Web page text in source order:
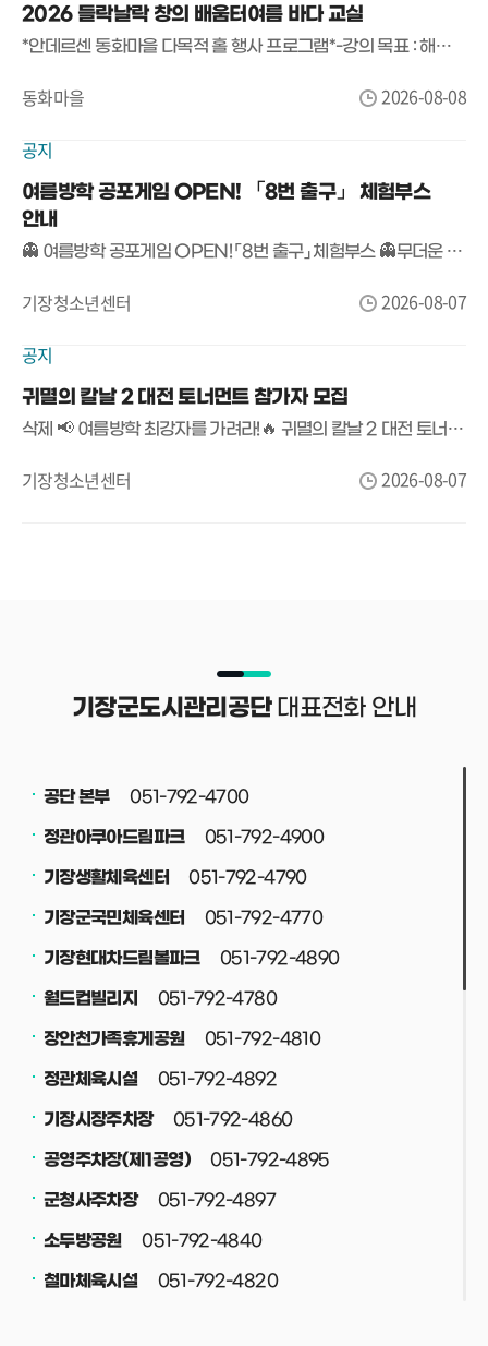
2026 들락날락 창의 배움터여름 바다 교실
*안데르센 동화마을 다목적 홀 행사 프로그램*-강의 목표 : 해양 테마 기반으로 부력.신재생에너지.유체입 등 해양과학 원리를 직접 체험하며 탐구력과 창의적 문제해결력 함양
동화마을 2026-08-08
공지
여름방학 공포게임 OPEN! 「8번 출구」 체험부스
안내
👻 여름방학 공포게임 OPEN! 「8번 출구」 체험부스 👻무더운 여름, 등골이 오싹해지는 공포게임에 도전해 보세요!기장청소년센터에서 여름방학 특별 프로그램으로 화제의 공포게임 「8번 출구」 체험부스를 운영합니다.🚪 게임명▶ 「8번 출구」📅 운영기간2026. 8. 7.(금) ~ 8. 8.(토)13:00 ~ 18:00📍 장소기장청소년센터 만남의 장🎮 참가대상기장청소년센터 이용자 누구나🍪 참가혜택참여자 전원 간식 증정!(※ 간식 소진 시 조기 마감)👀 이런 분들께 추천합니다!✔ 공포게임을 좋아하는 사람✔ 친구와 함께 여름방학 추억을 만들고 싶은 사람✔ 「8번 출구」를 직접 플레이해 보고 싶은 사람혼자 도전해도 좋고,친구들과 함께 더욱 짜릿한 시간을 즐겨보세요!📢 참가비 무료!별도 신청 없이 운영시간 내 방문하면 누구나 참여 가능합니다.#기장청소년센터 #여름방학 #슈퍼플레이 #공포게임 #8번출구 #게임체험 #무료체험 #청소년활동 #기장놀거리 #여름방학추천
기장청소년센터 2026-08-07
공지
귀멸의 칼날 2 대전 토너먼트 참가자 모집
삭제 📢 여름방학 최강자를 가려라!🔥 귀멸의 칼날 2 대전 토너먼트 참가자 모집 🔥귀멸의 칼날 팬이라면 놓칠 수 없는 승부!친구들과 함께 최고의 귀살대가 되어 토너먼트 우승에 도전해 보세요! 🎮⚔️🏆 귀멸의 칼날 2 대전 토너먼트📅 일시2026년 8월 20일(목) 15:00 ~ 17:00📍 장소기장청소년센터 회의실👦 참가 대상기장청소년센터 이용 청소년 📝 접수 방법📍 기장청소년센터 내부 현장 접수(접수처 운영)접수 시작 : 2026년 8월 8일(토) 에서 마감시 까지 (선착순 16명 마감!)🎮 진행 방식✔ 플레이스테이션 로컬 대전✔ 1:1 토너먼트 진행※ 참가 인원에 따라 운영 시간이 일부 조정될 수 있습니다.🎁 시상 안내🥇 1등 🥈 2등 🥉 3등, 4등 에게 소정의 상품 (접수시 상품 수요 조사 실시)🎉 참가자 전원에게는 소정의 기념품도 준비되어 있습니다!⚔️ 실력을 겨루고!🎉 친구들과 함께 즐기고!🏆 푸짐한 상품까지!여름방학 최고의 게임 대회, 기장청소년센터에서 함께하세요!🎮 친구와 함께 최강의 자리를 노려라! 💥
기장청소년센터 2026-08-07
기장군도시관리공단 대표전화 안내
공단 본부
051-792-4700
정관아쿠아드림파크
051-792-4900
기장생활체육센터
051-792-4790
기장군국민체육센터
051-792-4770
기장현대차드림볼파크
051-792-4890
월드컵빌리지
051-792-4780
장안천가족휴게공원
051-792-4810
정관체육시설
051-792-4892
기장시장주차장
051-792-4860
공영주차장(제1공영)
051-792-4895
군청사주차장
051-792-4897
소두방공원
051-792-4840
철마체육시설
051-792-4820